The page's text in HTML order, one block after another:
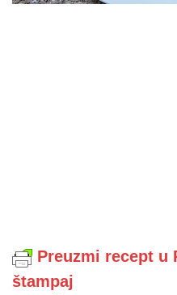
Preuzmi recept u
štampaj